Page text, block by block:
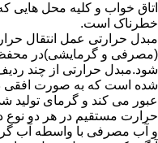
اتاق خواب و کلیه محل هایی
خطرناک است.
مبدل حرارتی عمل انتقال
(مصرفی و گرمایشی)در
شود.مبدل حرارتی از چند
شده است که به صورت افقی
عبور می کند و گرمای تولید
حرارت مستقیم در هر دو
و آب مصرفی با واسطه آب